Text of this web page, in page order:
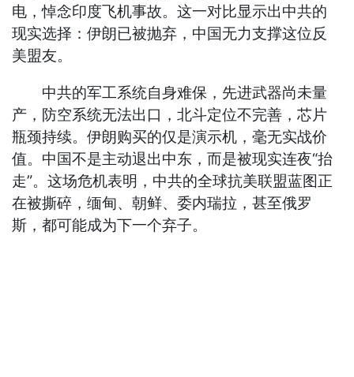
电，悼念印度飞机事故。这一对比显示出中共的
现实选择：伊朗已被抛弃，中国无力支撑这位反
美盟友。
中共的军工系统自身难保，先进武器尚未量
产，防空系统无法出口，北斗定位不完善，芯片
瓶颈持续。伊朗购买的仅是演示机，毫无实战价
值。中国不是主动退出中东，而是被现实连夜“抬
走”。这场危机表明，中共的全球抗美联盟蓝图正
在被撕碎，缅甸、朝鲜、委内瑞拉，甚至俄罗
斯，都可能成为下一个弃子。